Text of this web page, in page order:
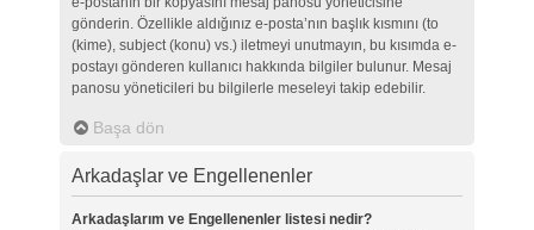
gönderin. Özellikle aldığınız e-posta’nın başlık kısmını (to
(kime), subject (konu) vs.) iletmeyi unutmayın, bu kısımda e-
postayı gönderen kullanıcı hakkında bilgiler bulunur. Mesaj
panosu yöneticileri bu bilgilerle meseleyi takip edebilir.
Başa dön
Arkadaşlar ve Engellenenler
Arkadaşlarım ve Engellenenler listesi nedir?